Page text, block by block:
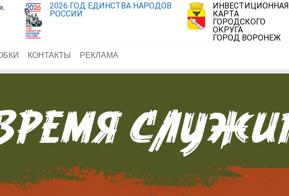
2026 ГОД ЕДИНСТВА НАРОДОВ
РОССИИ
ИНВЕСТИЦИОННАЯ
КАРТА
ГОРОДСКОГО
ОКРУГА
ГОРОД ВОРОНЕЖ
КОНТАКТЫ РЕКЛАМА